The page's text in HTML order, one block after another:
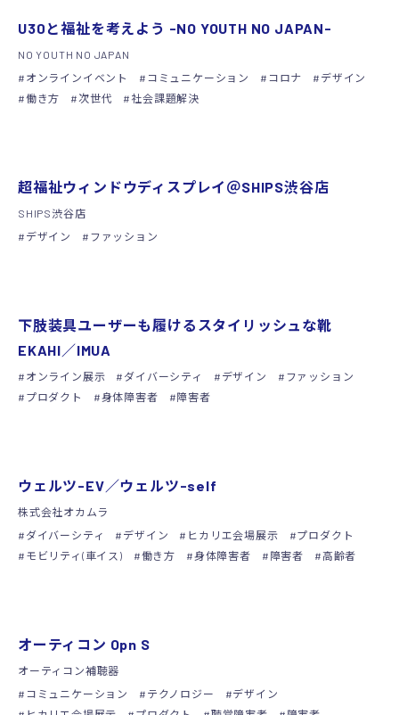
U30と福祉を考えよう -NO YOUTH NO JAPAN-
NO YOUTH NO JAPAN
オンラインイベント
コミュニケーション コロナ
デザイン
働き方
次世代 社会課題解決
超福祉ウィンドウディスプレイ＠SHIPS渋谷店
SHIPS渋谷店
デザイン
ファッション
下肢装具ユーザーも履けるスタイリッシュな靴
EKAHI／IMUA
オンライン展示 ダイバーシティ デザイン
ファッション
プロダクト
身体障害者 障害者
ウェルツ-EV／ウェルツ-self
株式会社オカムラ
ダイバーシティ
デザイン ヒカリエ会場展示
プロダクト
モビリティ(車イス)
働き方 身体障害者 障害者 高齢者
オーティコン Opn S
オーティコン補聴器
コミュニケーション
テクノロジー
デザイン